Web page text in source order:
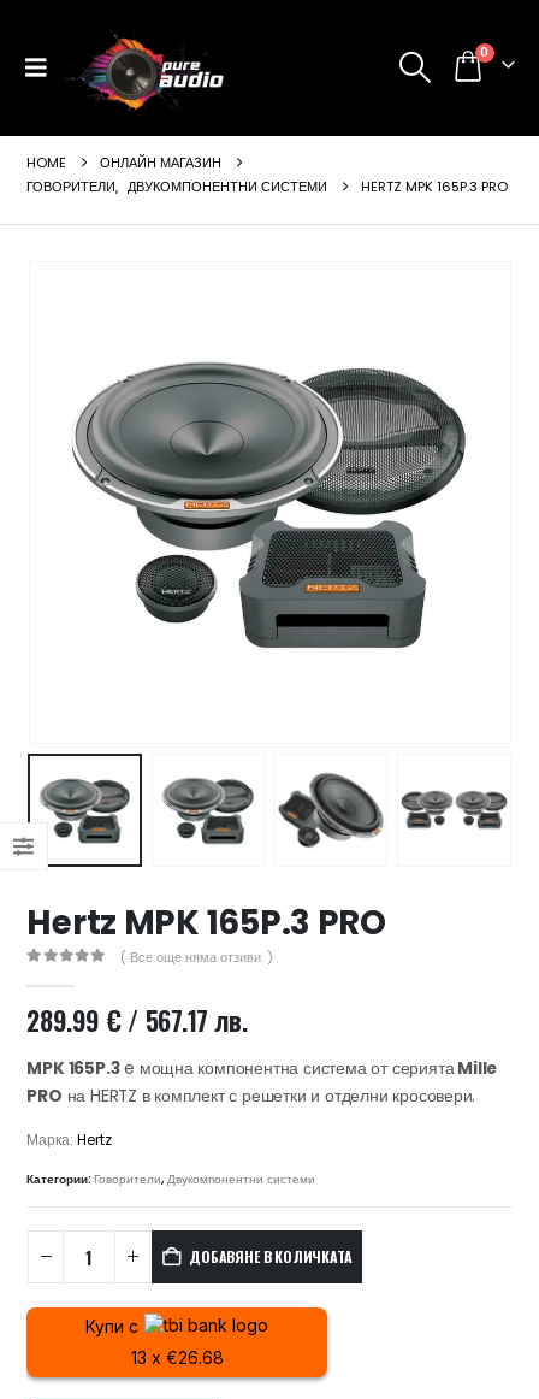
0
HOME
ОНЛАЙН МАГАЗИН
ГОВОРИТЕЛИ, ДВУКОМПОНЕНТНИ СИСТЕМИ HERTZ MPK 165P.3 PRO
Hertz MPK 165P.3 PRO
( Все още няма отзиви. )
289.99 €/ 567.17 лв.
MPK 165P.3e мощна компонентна система от сериятаMille
PRO на HERTZ в комплект с решетки и отделни кросовери.
Марка:Hertz
Категории:Говорители,Двукомпонентни системи
ДОБАВЯНЕ В КОЛИЧКАТА
Купи с
13 x €26.68